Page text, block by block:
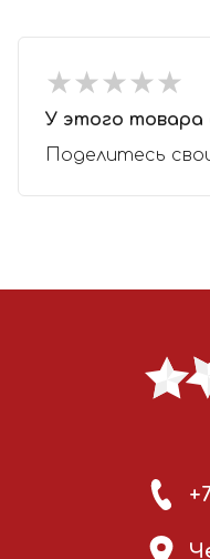
★★★★★
★★★★★
У этого
Поделитесь